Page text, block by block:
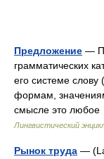
Предложение —
грамматических
его системе
формам,
смысле это любое
Лингвистический
Рынок труда —